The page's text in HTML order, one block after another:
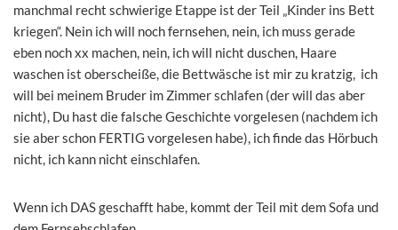
manchmal recht schwierige Etappe ist der Teil „Kinder ins Bett
kriegen“. Nein ich will noch fernsehen, nein, ich muss gerade
eben noch xx machen, nein, ich will nicht duschen, Haare
waschen ist oberscheiße, die Bettwäsche ist mir zu kratzig, ich
will bei meinem Bruder im Zimmer schlafen (der will das aber
nicht), Du hast die falsche Geschichte vorgelesen (nachdem ich
sie aber schon FERTIG vorgelesen habe), ich finde das Hörbuch
nicht, ich kann nicht einschlafen.
Wenn ich DAS geschafft habe, kommt der Teil mit dem Sofa und